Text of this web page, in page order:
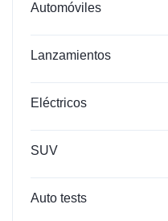
Automóviles
Lanzamientos
Eléctricos
SUV
Auto tests